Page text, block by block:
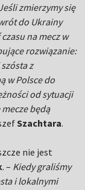
zmierzymy się
do Ukrainy
na mecz w
rozwiązanie:
z
w Polsce do
od sytuacji
będą
Szachtara.
nie jest
. – Kiedy graliśmy
i lokalnymi